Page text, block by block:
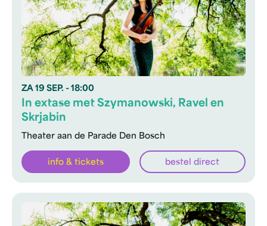
ZA 19 SEP. - 18:00
Theater aan de Parade Den Bosch
In extase met Szymanowski, Ravel en
Skrjabin
info & tickets bestel direct